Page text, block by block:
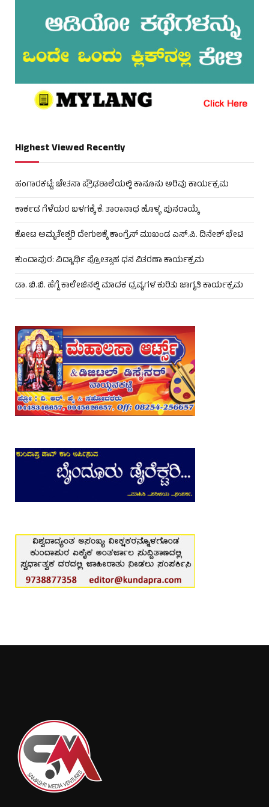
Highest Viewed Recently
ಹಂಗಾರಕಟ್ಟೆ: ಚೇತನಾ ಪ್ರೌಢಶಾಲೆಯಲ್ಲಿ ಕಾನೂನು ಅರಿವು ಕಾರ್ಯಕ್ರಮ
ಕಾರ್ಕಡ ಗೆಳೆಯರ ಬಳಗಕ್ಕೆ ಕೆ. ತಾರಾನಾಥ ಹೊಳ್ಳ ಪುನರಾಯ್ಕೆ
ಕೋಟ ಅಮೃತೇಶ್ವರಿ ದೇಗುಲಕ್ಕೆ ಕಾಂಗ್ರೆಸ್ ಮುಖಂಡ ಎಸ್.ಪಿ. ದಿನೇಶ್ ಭೇಟಿ
ಕುಂದಾಪುರ: ವಿದ್ಯಾರ್ಥಿ ಪ್ರೋತ್ಸಾಹ ಧನ ವಿತರಣಾ ಕಾರ್ಯಕ್ರಮ
ಡಾ. ಬಿ.ಬಿ. ಹೆಗ್ಡೆ ಕಾಲೇಜಿನಲ್ಲಿ ಮಾದಕ ದ್ರವ್ಯಗಳ ಕುರಿತು ಜಾಗೃತಿ ಕಾರ್ಯಕ್ರಮ